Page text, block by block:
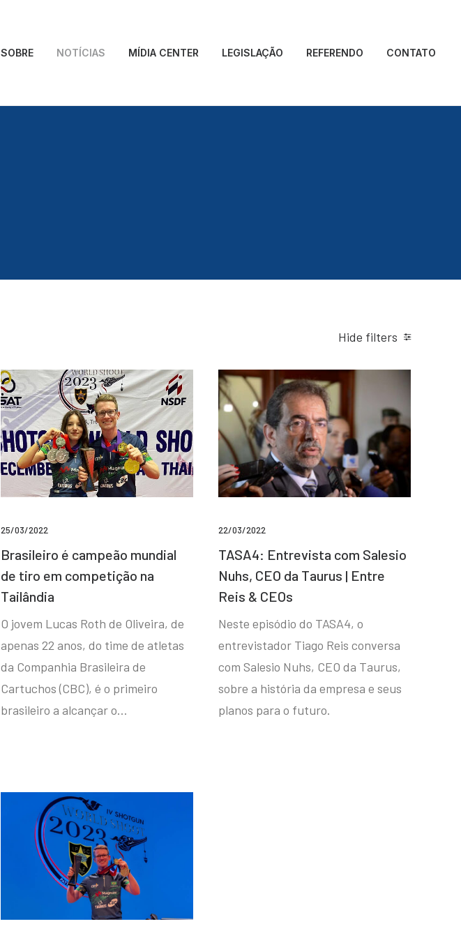
SOBRE NOTÍCIAS MÍDIA CENTER LEGISLAÇÃO REFERENDO CONTATO
Hide filters
25/03/2022
Brasileiro é campeão mundial
de tiro em competição na
Tailândia
O jovem Lucas Roth de Oliveira, de
apenas 22 anos, do time de atletas
da Companhia Brasileira de
Cartuchos (CBC), é o primeiro
brasileiro a alcançar o…
22/03/2022
TASA4: Entrevista com Salesio
Nuhs, CEO da Taurus | Entre
Reis & CEOs
Neste episódio do TASA4, o
entrevistador Tiago Reis conversa
com Salesio Nuhs, CEO da Taurus,
sobre a história da empresa e seus
planos para o futuro.